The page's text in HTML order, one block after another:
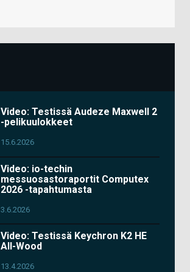
Video: Testissä Audeze Maxwell 2
-pelikuulokkeet
15.6.2026
Video: io-techin
messuosastoraportit Computex
2026 -tapahtumasta
3.6.2026
Video: Testissä Keychron K2 HE
All-Wood
13.4.2026